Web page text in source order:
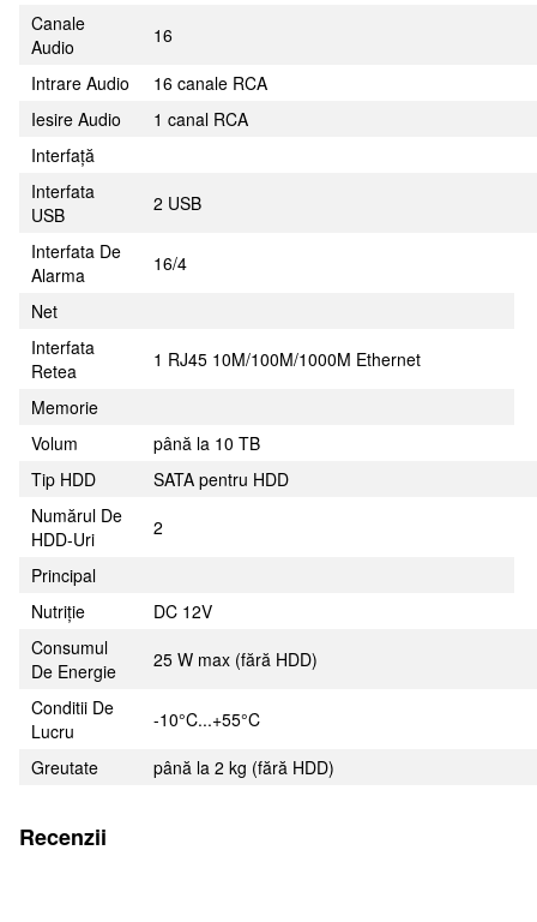
Canale
Audio
16
Intrare Audio
16 canale RCA
Iesire Audio
1 canal RCA
Interfață
Interfata
USB
2 USB
Interfata De
Alarma
16/4
Net
Interfata
Retea
1 RJ45 10M/100M/1000M Ethernet
Memorie
Volum
până la 10 TB
Tip HDD
SATA pentru HDD
Numărul De
HDD-Uri
2
Principal
Nutriție
DC 12V
Consumul
De Energie
25 W max (fără HDD)
Conditii De
Lucru
-10°C...+55°C
Greutate
până la 2 kg (fără HDD)
Recenzii